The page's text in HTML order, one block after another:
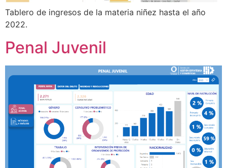
Tablero de ingresos de la materia niñez hasta el año
2022.
Penal Juvenil